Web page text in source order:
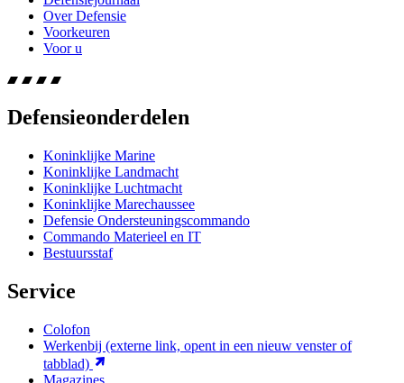
Over Defensie
Voorkeuren
Voor u
Defensieonderdelen
Koninklijke Marine
Koninklijke Landmacht
Koninklijke Luchtmacht
Koninklijke Marechaussee
Defensie Ondersteuningscommando
Commando Materieel en IT
Bestuursstaf
Service
Colofon
Werkenbij (externe link, opent in een nieuw venster of
tabblad)
Magazines